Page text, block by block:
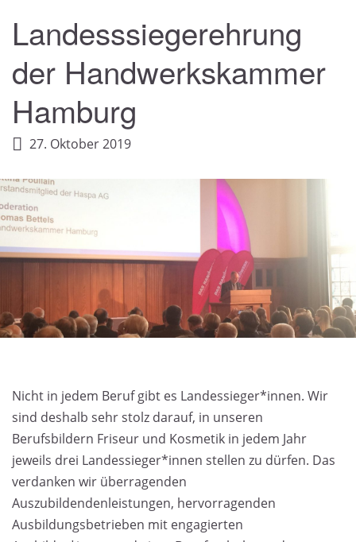
Landesssiegerehrung
der Handwerkskammer
Hamburg
27. Oktober 2019
Landesssiegerehrung der
Handwerkskammer
Hamburg
Nicht in jedem Beruf gibt es Landessieger*innen. Wir
sind deshalb sehr stolz darauf, in unseren
Berufsbildern Friseur und Kosmetik in jedem Jahr
jeweils drei Landessieger*innen stellen zu dürfen. Das
verdanken wir überragenden
Auszubildendenleistungen, hervorragenden
Ausbildungsbetrieben mit engagierten